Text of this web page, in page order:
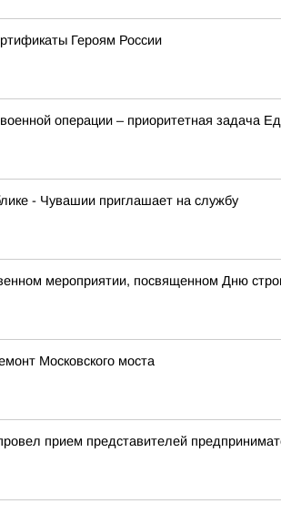
Героям России
операции – приоритетная задача
- Чувашии приглашает на службу
мероприятии, посвященном Дню
Московского моста
прием представителей